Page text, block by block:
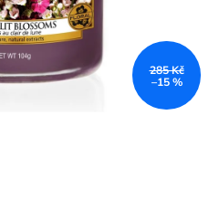
285 Kč
–15 %